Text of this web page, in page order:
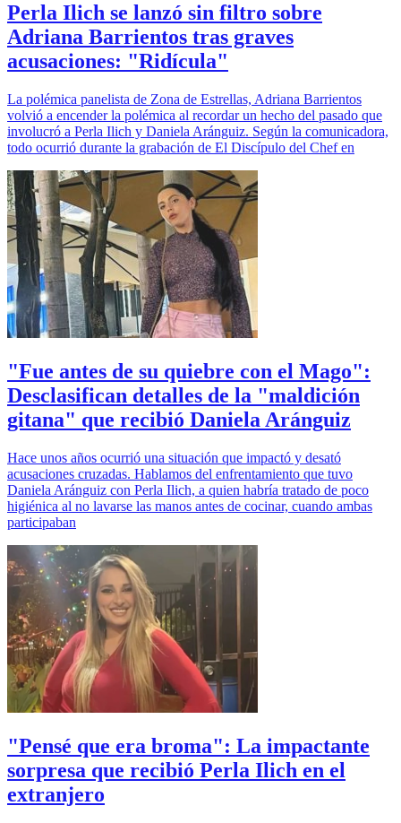
Perla Ilich se lanzó sin filtro sobre
Adriana Barrientos tras graves
acusaciones: "Ridícula"
La polémica panelista de Zona de Estrellas, Adriana Barrientos
volvió a encender la polémica al recordar un hecho del pasado que
involucró a Perla Ilich y Daniela Aránguiz. Según la comunicadora,
todo ocurrió durante la grabación de El Discípulo del Chef en
"Fue antes de su quiebre con el Mago":
Desclasifican detalles de la "maldición
gitana" que recibió Daniela Aránguiz
Hace unos años ocurrió una situación que impactó y desató
acusaciones cruzadas. Hablamos del enfrentamiento que tuvo
Daniela Aránguiz con Perla Ilich, a quien habría tratado de poco
higiénica al no lavarse las manos antes de cocinar, cuando ambas
participaban
"Pensé que era broma": La impactante
sorpresa que recibió Perla Ilich en el
extranjero